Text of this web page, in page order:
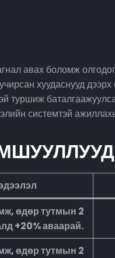
авах боломж
хуудаснууд дээрх
системтэй
өдөр тутмын 2
+20% аваарай.
өдөр тутмын 2